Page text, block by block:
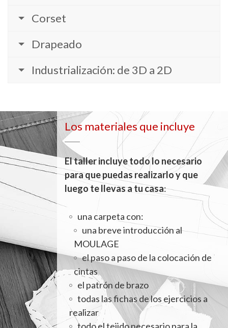
Corset
Drapeado
Industrialización: de 3D a 2D
Los materiales que incluye
El taller incluye todo lo necesario
para que puedas realizarlo y que
luego te llevas a tu casa:
una carpeta con:
una breve introducción al
MOULAGE
el paso a paso de la colocación de
cintas
el patrón de brazo
todas las fichas de los ejercicios a
realizar